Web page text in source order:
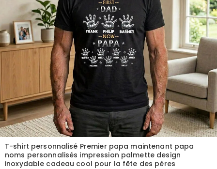
T-shirt personnalisé Premier papa maintenant papa
noms personnalisés impression palmette design
inoxydable cadeau cool pour la fête des pères